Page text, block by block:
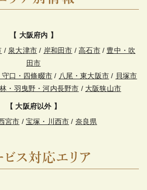
【 大阪府内 】
/ 泉大津市 / 岸和田市 /高石市/ 豊中・吹
田市
口・四條畷市 / 八尾・東大阪市 / 貝塚市
・羽曳野・河内長野市 / 大阪狭山市
【 大阪府以外 】
宮市 / 宝塚・川西市 / 奈良県